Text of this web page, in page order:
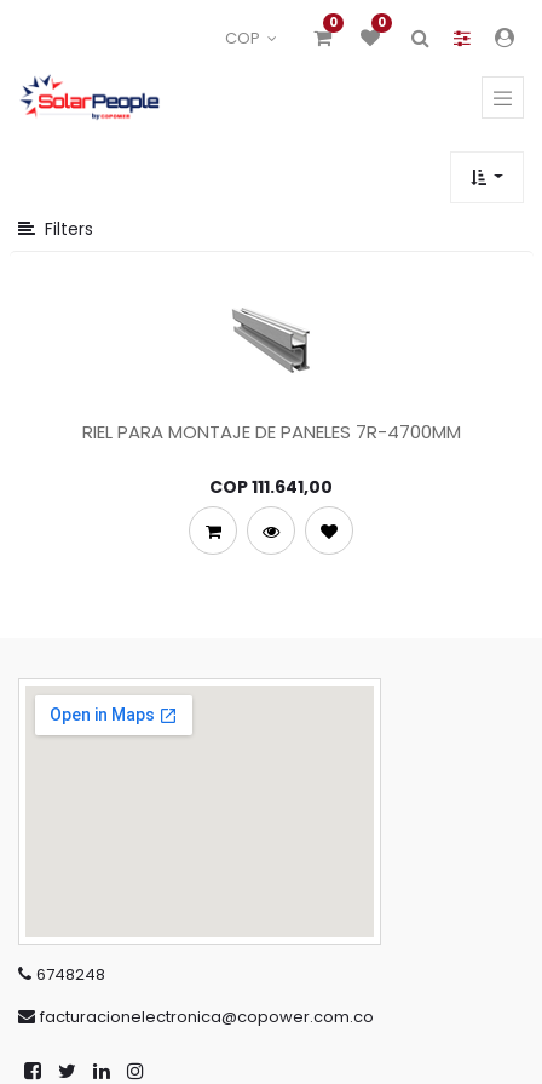
COP
0 0
Filters
RIEL PARA MONTAJE DE PANELES 7R-4700MM
COP111.641,00
6748248
facturacionelectronica@copower.com.co